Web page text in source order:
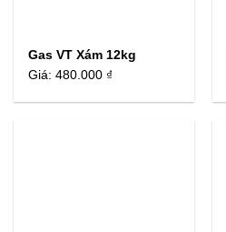
Gas VT Xám 12kg
Giá:480.000 ₫